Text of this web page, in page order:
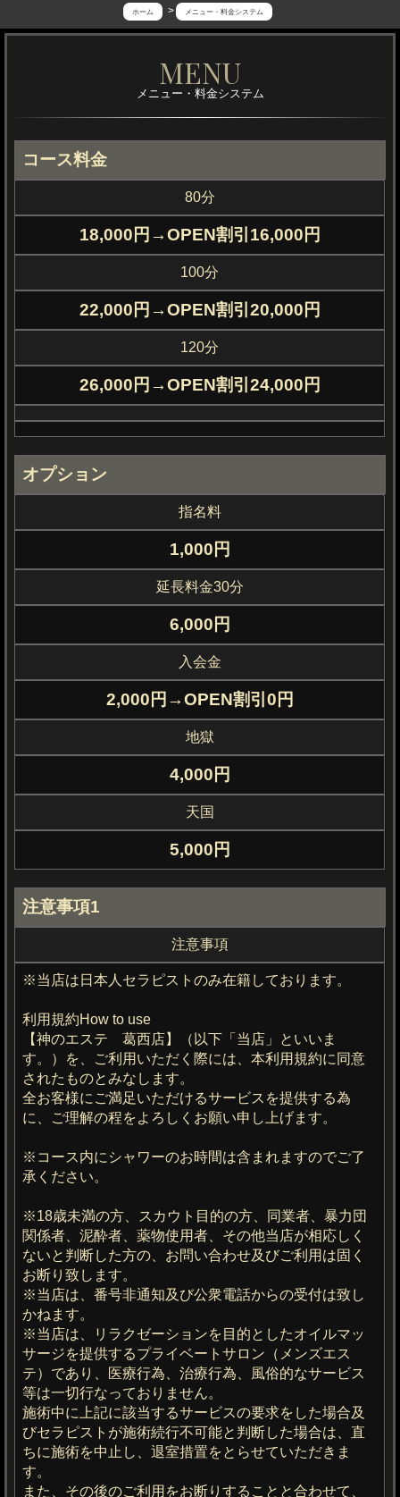
ホーム メニュー・料金システム
ス
テ
西
店
の
ュ
ー
・
料
金
テ
ム
案
MENU
メニュー・料金システム
コース料金
80分
18,000円→OPEN割引16,000円
100分
22,000円→OPEN割引20,000円
120分
26,000円→OPEN割引24,000円
オプション
指名料
1,000円
延長料金30分
6,000円
入会金
2,000円→OPEN割引0円
地獄
4,000円
天国
5,000円
注意事項1
注意事項
※当店は日本人セラピストのみ在籍しております。
利用規約How to use
【神のエステ 葛西店】（以下「当店」といいま
す。）を、ご利用いただく際には、本利用規約に同意
されたものとみなします。
全お客様にご満足いただけるサービスを提供する為
に、ご理解の程をよろしくお願い申し上げます。
※コース内にシャワーのお時間は含まれますのでご了
承ください。
※18歳未満の方、スカウト目的の方、同業者、暴力団
関係者、泥酔者、薬物使用者、その他当店が相応しく
ないと判断した方の、お問い合わせ及びご利用は固く
お断り致します。
※当店は、番号非通知及び公衆電話からの受付は致し
かねます。
※当店は、リラクゼーションを目的としたオイルマッ
サージを提供するプライベートサロン（メンズエス
テ）であり、医療行為、治療行為、風俗的なサービス
等は一切行なっておりません。
施術中に上記に該当するサービスの要求をした場合及
びセラピストが施術続行不可能と判断した場合は、直
ちに施術を中止し、退室措置をとらせていただきま
す。
また、その後のご利用をお断りすることと合わせて、